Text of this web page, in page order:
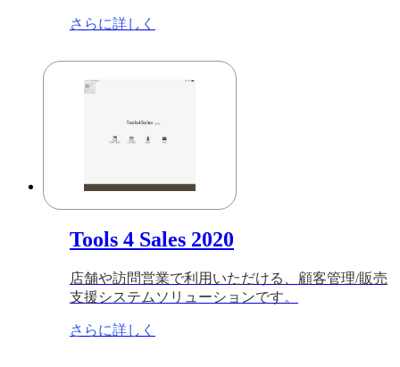
さらに詳しく
Tools 4 Sales 2020
店舗や訪問営業で利用いただける、顧客管理/販売
支援システムソリューションです。
さらに詳しく